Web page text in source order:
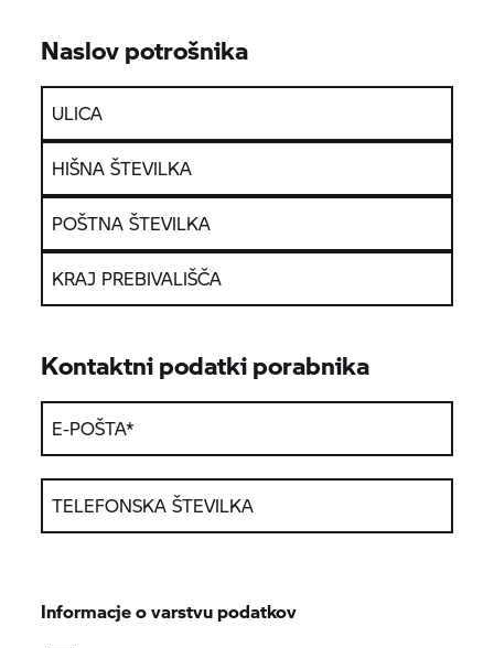
Naslov potrošnika
ULICA
HIŠNA ŠTEVILKA
POŠTNA ŠTEVILKA
KRAJ PREBIVALIŠČA
Kontaktni podatki porabnika
E-POŠTA*
TELEFONSKA ŠTEVILKA
Informacje o varstvu podatkov